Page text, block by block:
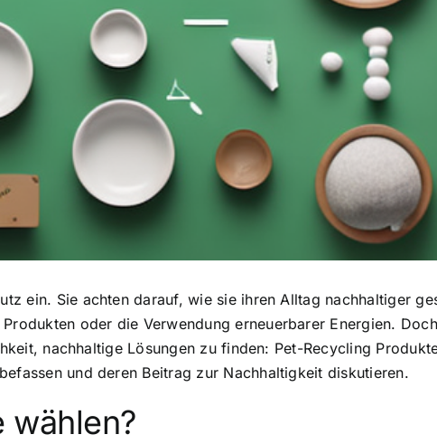
ein. Sie achten darauf, wie sie ihren Alltag nachhaltiger
oder die Verwendung erneuerbarer Energien.
nachhaltige Lösungen zu finden: Pet-Recycling
und deren Beitrag zur Nachhaltigkeit diskutieren.
wählen?